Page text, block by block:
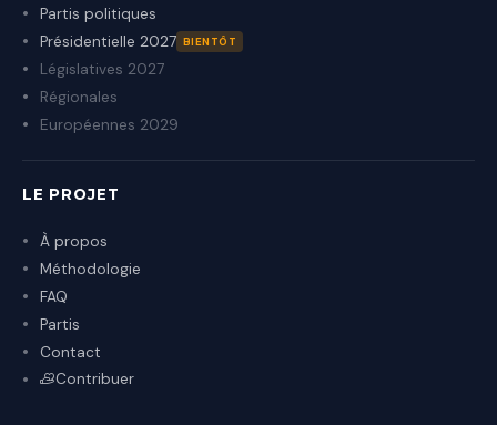
Partis politiques
Présidentielle 2027 BIENTÔT
Législatives 2027
Régionales
Européennes 2029
LE PROJET
À propos
Méthodologie
FAQ
Partis
Contact
Contribuer